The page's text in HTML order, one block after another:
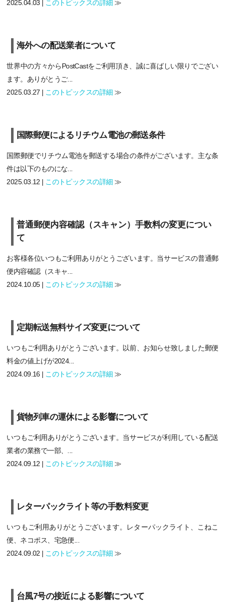
2025.04.03 | このトピックスの詳細 ≫
海外への配送業者について
世界中の方々からPostCastをご利用頂き、誠に喜ばしい限りでござい
ます。ありがとうご...
2025.03.27 | このトピックスの詳細 ≫
国際郵便によるリチウム電池の郵送条件
国際郵便でリチウム電池を郵送する場合の条件がございます。主な条
件は以下のものにな...
2025.03.12 | このトピックスの詳細 ≫
普通郵便内容確認（スキャン）手数料の変更につい
て
お客様各位いつもご利用ありがとうございます。当サービスの普通郵
便内容確認（スキャ...
2024.10.05 | このトピックスの詳細 ≫
定期転送無料サイズ変更について
いつもご利用ありがとうございます。以前、お知らせ致しました郵便
料金の値上げが2024...
2024.09.16 | このトピックスの詳細 ≫
貨物列車の運休による影響について
いつもご利用ありがとうございます。当サービスが利用している配送
業者の業務で一部、...
2024.09.12 | このトピックスの詳細 ≫
レターパックライト等の手数料変更
いつもご利用ありがとうございます。レターパックライト、こねこ
便、ネコポス、宅急便...
2024.09.02 | このトピックスの詳細 ≫
台風7号の接近による影響について